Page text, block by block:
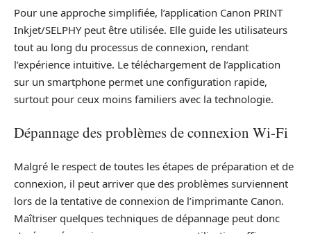
Pour une approche simplifiée, l’application Canon PRINT
Inkjet/SELPHY peut être utilisée. Elle guide les utilisateurs
tout au long du processus de connexion, rendant
l’expérience intuitive. Le téléchargement de l’application
sur un smartphone permet une configuration rapide,
surtout pour ceux moins familiers avec la technologie.
Dépannage des problèmes de connexion Wi-Fi
Malgré le respect de toutes les étapes de préparation et de
connexion, il peut arriver que des problèmes surviennent
lors de la tentative de connexion de l’imprimante Canon.
Maîtriser quelques techniques de dépannage peut donc